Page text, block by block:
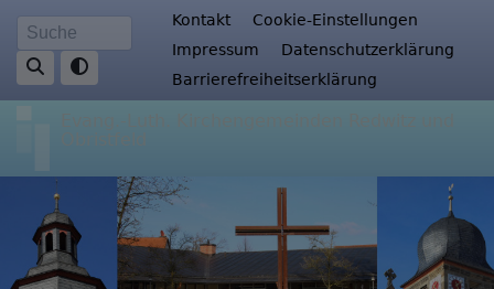
Direkt
zum
Inhalt
Suche Fußbereichsmenü
Kontakt
Cookie-Einstellungen
Impressum
Datenschutzerklärung
Barrierefreiheitserklärung